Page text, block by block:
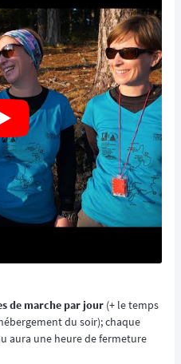
de marche par jour (+ le temps
du soir); chaque
aura une heure de fermeture